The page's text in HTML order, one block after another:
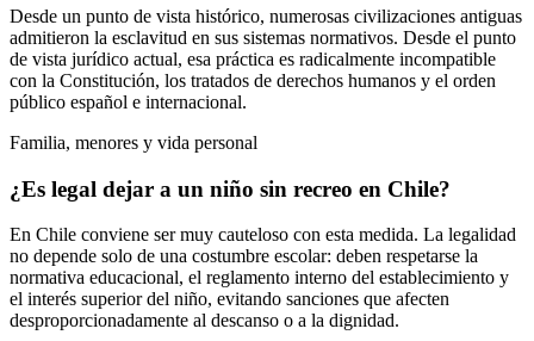
Desde un punto de vista histórico, numerosas civilizaciones antiguas
admitieron la esclavitud en sus sistemas normativos. Desde el punto
de vista jurídico actual, esa práctica es radicalmente incompatible
con la Constitución, los tratados de derechos humanos y el orden
público español e internacional.
Familia, menores y vida personal
¿Es legal dejar a un niño sin recreo en Chile?
En Chile conviene ser muy cauteloso con esta medida. La legalidad
no depende solo de una costumbre escolar: deben respetarse la
normativa educacional, el reglamento interno del establecimiento y
el interés superior del niño, evitando sanciones que afecten
desproporcionadamente al descanso o a la dignidad.